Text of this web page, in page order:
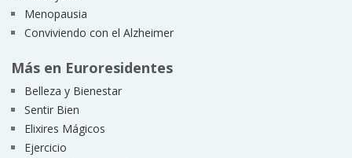
Menopausia
Conviviendo con el Alzheimer
Más en Euroresidentes
Belleza y Bienestar
Sentir Bien
Elixires Mágicos
Ejercicio